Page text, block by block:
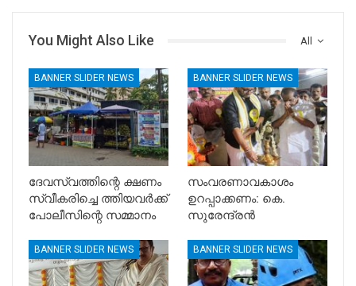
All
You Might Also Like
BANNER SLIDER NEWS
ദേവസ്വത്തിന്റെ ക്ഷണം
സ്വീകരിച്ചെ ത്തിയവർക്ക്
പോലീസിന്റെ സമ്മാനം
BANNER SLIDER NEWS
സംവരണാവകാശം
ഉറപ്പാക്കണം: കെ.
സുരേന്ദ്രൻ
BANNER SLIDER NEWS BANNER SLIDER NEWS